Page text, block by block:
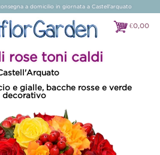
a domicilio in giornata a Castell'arquato
€0,00
€0,00
rose toni caldi
e gialle, bacche rosse e verde
decorativo